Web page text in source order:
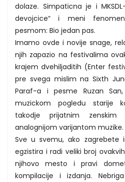
dolaze. Simpaticna je i
devojcice“ i meni
pesmom: Bio jedan pas.
Imamo ovde i novije snage,
njih zapazio na festivalima
krajem dvehiljaditih (Enter
pre svega mislim na Sixth
Paraf-a i pesme Ruzan
muzickom pogledu starije
takodje prijatnim
analognijom varijantom muzike.
Sve u svemu, ako zagrebete
egzistira i radi veliki broj
njihovo mesto i pravi
kompilacije i izdanja.